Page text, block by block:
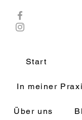
Start
In meiner
Über uns